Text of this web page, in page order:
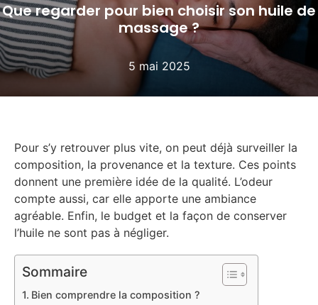
Que regarder pour bien choisir son huile de
massage ?
5 mai 2025
Pour s’y retrouver plus vite, on peut déjà surveiller la
composition, la provenance et la texture. Ces points
donnent une première idée de la qualité. L’odeur
compte aussi, car elle apporte une ambiance
agréable. Enfin, le budget et la façon de conserver
l’huile ne sont pas à négliger.
Sommaire
Bien comprendre la composition ?